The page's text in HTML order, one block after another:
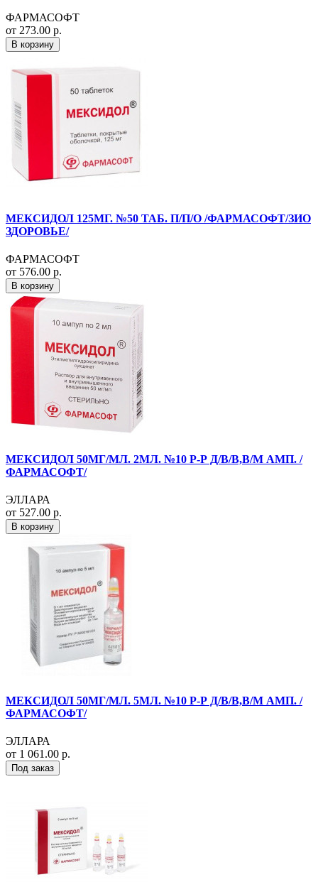
ФАРМАСОФТ
от 273.00 р.
В корзину
МЕКСИДОЛ 125МГ. №50 ТАБ. П/П/О /ФАРМАСОФТ/ЗИО
ЗДОРОВЬЕ/
ФАРМАСОФТ
от 576.00 р.
В корзину
МЕКСИДОЛ 50МГ/МЛ. 2МЛ. №10 Р-Р Д/В/В,В/М АМП. /
ФАРМАСОФТ/
ЭЛЛАРА
от 527.00 р.
В корзину
МЕКСИДОЛ 50МГ/МЛ. 5МЛ. №10 Р-Р Д/В/В,В/М АМП. /
ФАРМАСОФТ/
ЭЛЛАРА
от 1 061.00 р.
Под заказ